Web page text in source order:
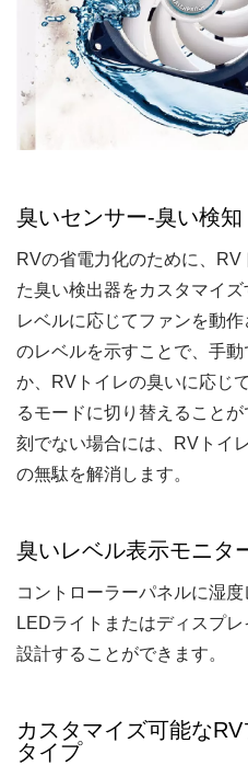
臭いセンサー-臭い検知
RVの省電力化のために、RV
た臭い検出器をカスタマイ
レベルに応じてファンを動
のレベルを示すことで、手
か、RVトイレの臭いに応じ
るモードに切り替えること
刻でない場合には、RVトイ
の無駄を解消します。
臭いレベル表示モニタ
コントローラーパネルに湿度
LEDライトまたはディスプ
設計することができます。
カスタマイズ可能な
タイプ